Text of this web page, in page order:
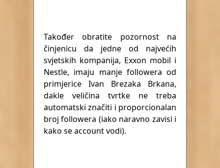
Također obratite pozornost na
činjenicu da jedne od najvećih
svjetskih kompanija, Exxon mobil i
Nestle, imaju manje followera od
primjerice Ivan Brezaka Brkana,
dakle veličina tvrtke ne treba
automatski značiti i proporcionalan
broj followera (iako naravno zavisi i
kako se account vodi).